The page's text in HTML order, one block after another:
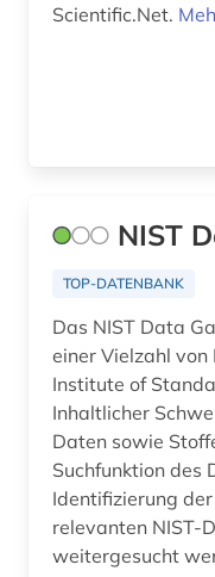
Scientific.Net.
NIST
TOP-DATENBANK
Das NIST Data
einer Vielzahl
Institute of
Inhaltlicher
Daten sowie
Suchfunktion des
Identifizierung
relevanten NIST-
weitergesucht